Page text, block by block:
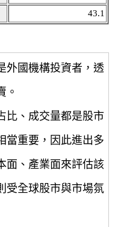
43.1
外國機構投資者，透
。
比、成交量都是股市
當重要，因此進出多
面、產業面來評估該
受全球股市與市場氛